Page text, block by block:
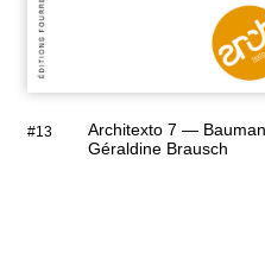
#13
Architexto 7 —
Géraldine Brausch